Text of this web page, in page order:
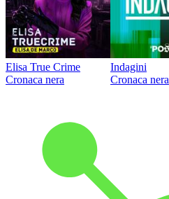
Elisa True Crime
Cronaca nera
Indagini
Cronaca nera